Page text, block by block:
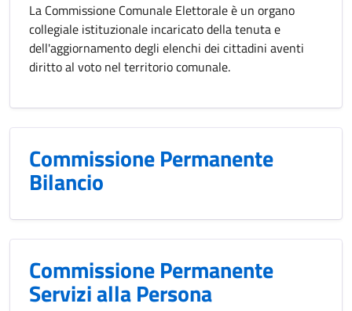
La Commissione Comunale Elettorale è un organo
collegiale istituzionale incaricato della tenuta e
dell'aggiornamento degli elenchi dei cittadini aventi
diritto al voto nel territorio comunale.
Commissione Permanente
Bilancio
Commissione Permanente
Servizi alla Persona